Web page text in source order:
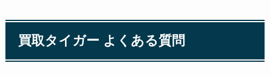
買取タイガー よくある質問